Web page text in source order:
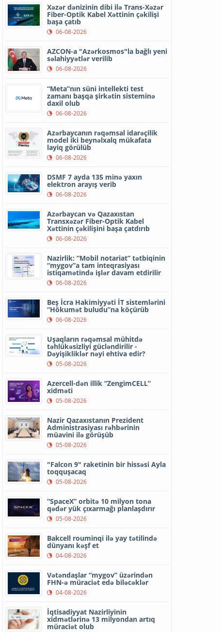
Xəzər dənizinin dibi ilə Trans-Xəzər
Fiber-Optik Kabel Xəttinin çəkilişi
başa çatıb
06-08-2026
AZCON-a "Azərkosmos"la bağlı yeni
səlahiyyətlər verilib
06-08-2026
“Meta”nın süni intellekti test
zamanı başqa şirkətin sisteminə
daxil olub
06-08-2026
Azərbaycanın rəqəmsal idarəçilik
model iki beynəlxalq mükafata
layiq görülüb
06-08-2026
DSMF 7 ayda 135 minə yaxın
elektron arayış verib
06-08-2026
Azərbaycan və Qazaxıstan
Transxəzər Fiber-Optik Kabel
Xəttinin çəkilişini başa çatdırıb
06-08-2026
Nazirlik: “Mobil notariat” tətbiqinin
“mygov”a tam inteqrasiyası
istiqamətində işlər davam etdirilir
06-08-2026
Beş İcra Hakimiyyəti İT sistemlərini
“Hökumət buludu”na köçürüb
06-08-2026
Uşaqların rəqəmsal mühitdə
təhlükəsizliyi gücləndirilir -
Dəyişikliklər nəyi ehtiva edir?
05-08-2026
Azercell-dən illik “ZengimCELL”
xidməti
05-08-2026
Nazir Qazaxıstanın Prezident
Administrasiyası rəhbərinin
müavini ilə görüşüb
05-08-2026
"Falcon 9" raketinin bir hissəsi Ayla
toqquşacaq
05-08-2026
“SpaceX” orbitə 10 milyon tona
qədər yük çıxarmağı planlaşdırır
05-08-2026
Bakcell rouminqi ilə yay tətilində
dünyanı kəşf et
04-08-2026
Vətəndaşlar “mygov” üzərindən
FHN-ə müraciət edə biləcəklər
04-08-2026
İqtisadiyyat Nazirliyinin
xidmətlərinə 13 milyondan artıq
müraciət olub